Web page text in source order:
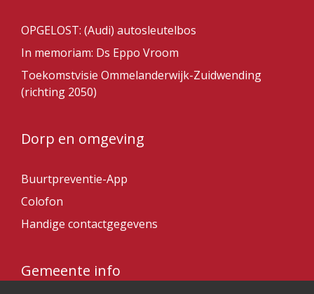
OPGELOST: (Audi) autosleutelbos
In memoriam: Ds Eppo Vroom
Toekomstvisie Ommelanderwijk-Zuidwending
(richting 2050)
Dorp en omgeving
Buurtpreventie-App
Colofon
Handige contactgegevens
Gemeente info